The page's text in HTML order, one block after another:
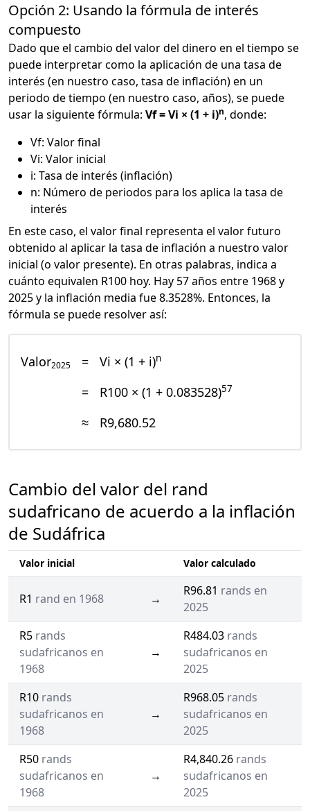
Opción 2: Usando la fórmula de interés
compuesto
Dado que el cambio del valor del dinero en el tiempo se
puede interpretar como la aplicación de una tasa de
interés (en nuestro caso, tasa de inflación) en un
periodo de tiempo (en nuestro caso, años), se puede
usar la siguiente fórmula: Vf = Vi × (1 + i)n, donde:
Vf: Valor final
Vi: Valor inicial
i: Tasa de interés (inflación)
n: Número de periodos para los aplica la tasa de
interés
En este caso, el valor final representa el valor futuro
obtenido al aplicar la tasa de inflación a nuestro valor
inicial (o valor presente). En otras palabras, indica a
cuánto equivalen R100 hoy. Hay 57 años entre 1968 y
2025 y la inflación media fue 8.3528%. Entonces, la
fórmula se puede resolver así:
Valor2025 = Vi × (1 + i)n
= R100 × (1 + 0.083528)57
≈ R9,680.52
Cambio del valor del rand
sudafricano de acuerdo a la inflación
de Sudáfrica
Valor inicial Valor calculado
R1 rand en 1968 →
R96.81 rands en
2025
R5 rands
sudafricanos en
1968
→
R484.03 rands
sudafricanos en
2025
R10 rands
sudafricanos en
1968
→
R968.05 rands
sudafricanos en
2025
R50 rands
sudafricanos en
1968
→
R4,840.26 rands
sudafricanos en
2025